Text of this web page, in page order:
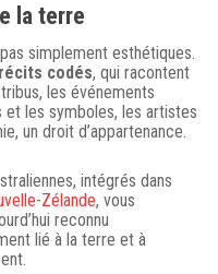
la terre
simplement esthétiques.
codés, qui racontent
les événements
et les symboles, les artistes
un droit d’appartenance.
intégrés dans
Zélande, vous
reconnu
lié à la terre et à